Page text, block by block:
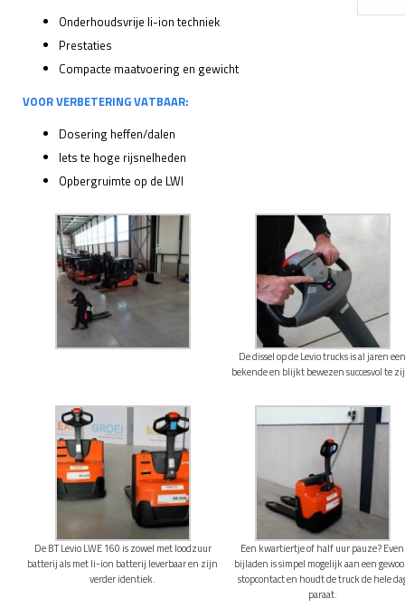
Onderhoudsvrije li-ion techniek
Prestaties
Compacte maatvoering en gewicht
VOOR VERBETERING VATBAAR:
Dosering heffen/dalen
Iets te hoge rijsnelheden
Opbergruimte op de LWI
De dissel op de Levio trucks is al jaren
bekende en blijkt bewezen succesvol te
De BT Levio LWE 160 is zowel met loodzuur
batterij als met li-ion batterij leverbaar en zijn
verder identiek.
Een kwartiertje of half uur pauze? Even
bijladen is simpel mogelijk aan een
stopcontact en houdt de truck de hele
paraat.